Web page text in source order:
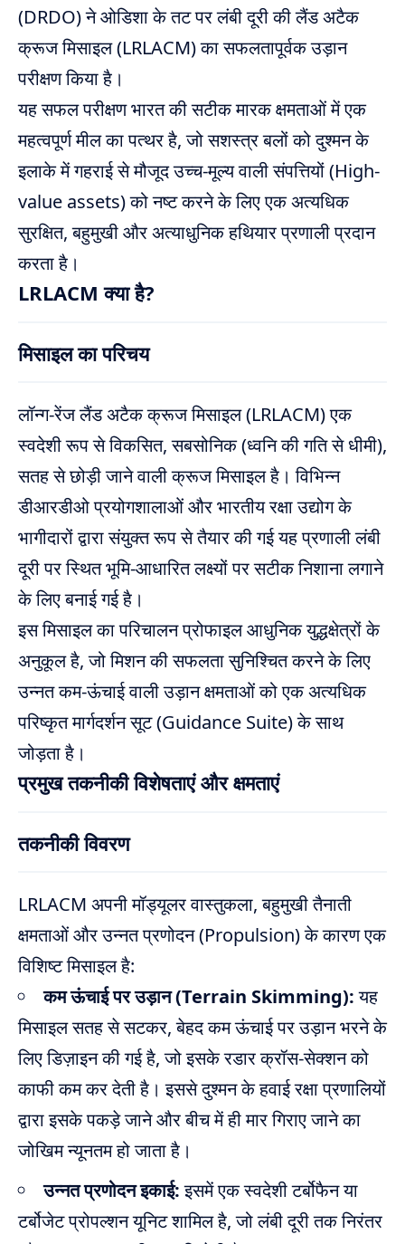
(DRDO) ने ओडिशा के तट पर लंबी दूरी की लैंड अटैक
क्रूज मिसाइल (LRLACM) का सफलतापूर्वक उड़ान
परीक्षण किया है।
यह सफल परीक्षण भारत की सटीक मारक क्षमताओं में एक
महत्वपूर्ण मील का पत्थर है, जो सशस्त्र बलों को दुश्मन के
इलाके में गहराई से मौजूद उच्च-मूल्य वाली संपत्तियों (High-
value assets) को नष्ट करने के लिए एक अत्यधिक
सुरक्षित, बहुमुखी और अत्याधुनिक हथियार प्रणाली प्रदान
करता है।
LRLACM क्या है?
मिसाइल का परिचय
लॉन्ग-रेंज लैंड अटैक क्रूज मिसाइल (LRLACM) एक
स्वदेशी रूप से विकसित, सबसोनिक (ध्वनि की गति से धीमी),
सतह से छोड़ी जाने वाली क्रूज मिसाइल है। विभिन्न
डीआरडीओ प्रयोगशालाओं और भारतीय रक्षा उद्योग के
भागीदारों द्वारा संयुक्त रूप से तैयार की गई यह प्रणाली लंबी
दूरी पर स्थित भूमि-आधारित लक्ष्यों पर सटीक निशाना लगाने
के लिए बनाई गई है।
इस मिसाइल का परिचालन प्रोफाइल आधुनिक युद्धक्षेत्रों के
अनुकूल है, जो मिशन की सफलता सुनिश्चित करने के लिए
उन्नत कम-ऊंचाई वाली उड़ान क्षमताओं को एक अत्यधिक
परिष्कृत मार्गदर्शन सूट (Guidance Suite) के साथ
जोड़ता है।
प्रमुख तकनीकी विशेषताएं और क्षमताएं
तकनीकी विवरण
LRLACM अपनी मॉड्यूलर वास्तुकला, बहुमुखी तैनाती
क्षमताओं और उन्नत प्रणोदन (Propulsion) के कारण एक
विशिष्ट मिसाइल है:
कम ऊंचाई पर उड़ान (Terrain Skimming):यह
मिसाइल सतह से सटकर, बेहद कम ऊंचाई पर उड़ान भरने के
लिए डिज़ाइन की गई है, जो इसके रडार क्रॉस-सेक्शन को
काफी कम कर देती है। इससे दुश्मन के हवाई रक्षा प्रणालियों
द्वारा इसके पकड़े जाने और बीच में ही मार गिराए जाने का
जोखिम न्यूनतम हो जाता है।
उन्नत प्रणोदन इकाई:इसमें एक स्वदेशी टर्बोफैन या
टर्बोजेट प्रोपल्शन यूनिट शामिल है, जो लंबी दूरी तक निरंतर